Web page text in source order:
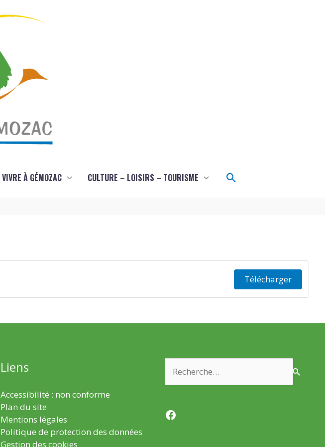
VIVRE À GÉMOZAC CULTURE – LOISIRS – TOURISME Rechercher
Télécharger
Liens
Accessibilité : non conforme
Plan du site
Mentions légales
Politique de protection des données
Gestion des cookies
Facebook